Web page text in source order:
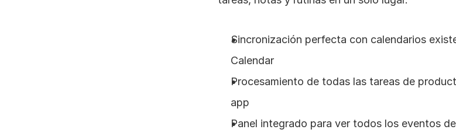
Sincronización perfecta con calendarios
Calendar
Procesamiento de todas las tareas de
app
Panel integrado para ver todos los eventos